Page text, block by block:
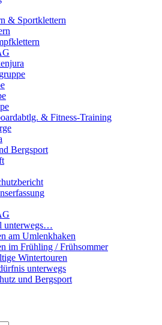
& Sportklettern
& Fitness-Training
Bergsport
unterwegs…
am Umlenkhaken
im Frühling / Frühsommer
Wintertouren
unterwegs
und Bergsport